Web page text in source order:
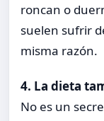
roncan o
suelen sufrir
misma razón.
4. La dieta
No es un